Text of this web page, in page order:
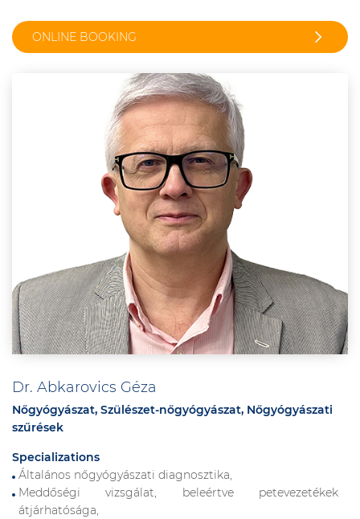
ONLINE BOOKING
Dr. Abkarovics Géza
Nőgyógyászat, Szülészet-nőgyógyászat, Nőgyógyászati
szűrések
Specializations
Általános nőgyógyászati diagnosztika,
Meddőségi vizsgálat, beleértve petevezetékek
átjárhatósága,